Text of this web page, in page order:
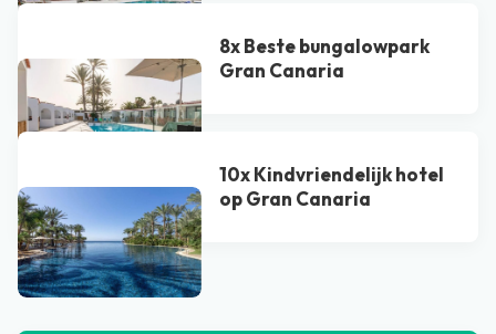
8x Beste bungalowpark
Gran Canaria
10x Kindvriendelijk hotel
op Gran Canaria
Bekijk alle blogs